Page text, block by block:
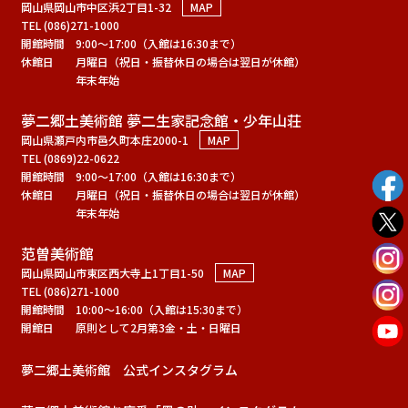
岡山県岡山市中区浜2丁目1-32
MAP
TEL (086)271-1000
開館時間
9:00～17:00（入館は16:30まで）
休館日
月曜日（祝日・振替休日の場合は翌日が休館）
年末年始
夢二郷土美術館 夢二生家記念館・少年山荘
岡山県瀬戸内市邑久町本庄2000-1
MAP
TEL (0869)22-0622
開館時間
9:00～17:00（入館は16:30まで）
休館日
月曜日（祝日・振替休日の場合は翌日が休館）
年末年始
范曽美術館
岡山県岡山市東区西大寺上1丁目1-50
MAP
TEL (086)271-1000
開館時間
10:00～16:00（入館は15:30まで）
開館日
原則として2月第3金・土・日曜日
夢二郷土美術館 公式インスタグラム